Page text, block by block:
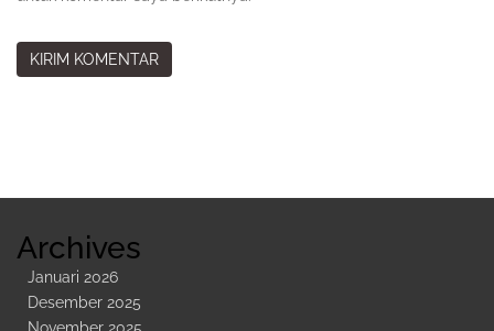
Archives
Januari 2026
Desember 2025